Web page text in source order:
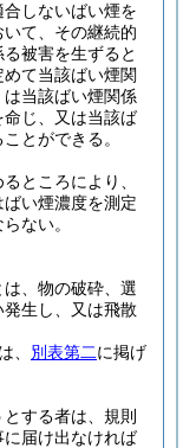
しないばい煙を
て、その継続的
被害を生ずると
て当該ばい煙関
当該ばい煙関係
じ、又は当該ば
とができる。
ところにより、
い煙濃度を測定
ない。
、物の破砕、選
生し、又は飛散
、 別表第二に掲げ
する者は、規則
届け出なければ